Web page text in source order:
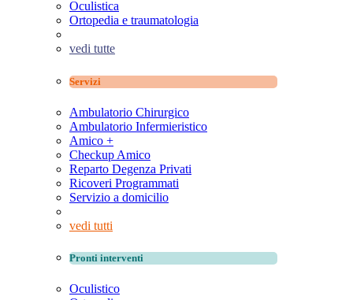
Oculistica
Ortopedia e traumatologia
vedi tutte
Servizi
Ambulatorio Chirurgico
Ambulatorio Infermieristico
Amico +
Checkup Amico
Reparto Degenza Privati
Ricoveri Programmati
Servizio a domicilio
vedi tutti
Pronti interventi
Oculistico